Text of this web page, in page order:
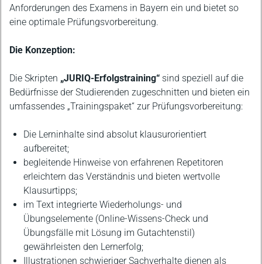
Anforderungen des Examens in Bayern ein und bietet so
eine optimale Prüfungsvorbereitung.
Die Konzeption:
Die Skripten „JURIQ-Erfolgstraining“ sind speziell auf die
Bedürfnisse der Studierenden zugeschnitten und bieten ein
umfassendes „Trainingspaket“ zur Prüfungsvorbereitung:
Die Lerninhalte sind absolut klausurorientiert
aufbereitet;
begleitende Hinweise von erfahrenen Repetitoren
erleichtern das Verständnis und bieten wertvolle
Klausurtipps;
im Text integrierte Wiederholungs- und
Übungselemente (Online-Wissens-Check und
Übungsfälle mit Lösung im Gutachtenstil)
gewährleisten den Lernerfolg;
Illustrationen schwieriger Sachverhalte dienen als